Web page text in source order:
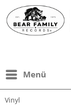
Menü
Vinyl